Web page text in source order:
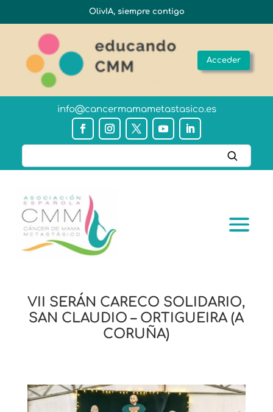
OlivIA, siempre contigo
Acceder
info@cancermamametastasico.es
VII SERÁN CARECO SOLIDARIO,
SAN CLAUDIO – ORTIGUEIRA (A
CORUÑA)